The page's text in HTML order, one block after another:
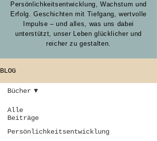
Persönlichkeitsentwicklung, Wachstum und
Erfolg. Geschichten mit Tiefgang, wertvolle
Impulse – und alles, was uns dabei
unterstützt, unser Leben glücklicher und
reicher zu gestalten.
BLOG
Alle
Beiträge
Persönlichkeitsentwicklung
Bücher
Bücher